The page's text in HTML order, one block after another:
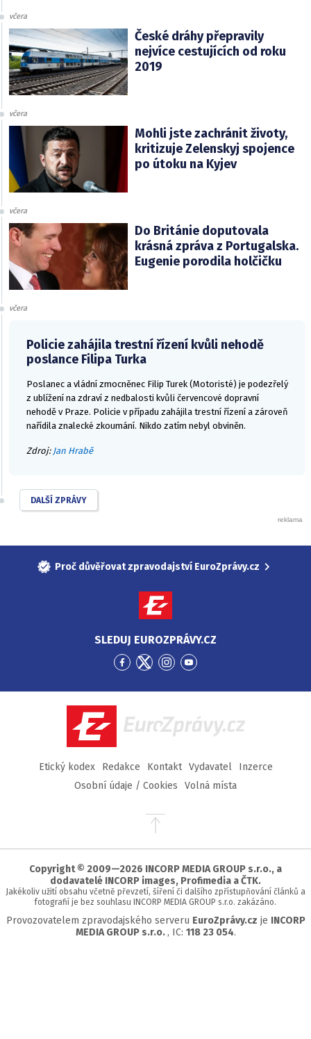
včera
České dráhy přepravily
nejvíce cestujících od roku
2019
včera
Mohli jste zachránit životy,
kritizuje Zelenskyj spojence
po útoku na Kyjev
včera
Do Británie doputovala
krásná zpráva z Portugalska.
Eugenie porodila holčičku
včera
Policie zahájila trestní řízení kvůli nehodě
poslance Filipa Turka
Poslanec a vládní zmocněnec Filip Turek (Motoristé) je podezřelý
z ublížení na zdraví z nedbalosti kvůli červencové dopravní
nehodě v Praze. Policie v případu zahájila trestní řízení a zároveň
nařídila znalecké zkoumání. Nikdo zatím nebyl obviněn.
Zdroj: Jan Hrabě
DALŠÍ ZPRÁVY
Proč důvěřovat zpravodajství EuroZprávy.cz
SLEDUJ EUROZPRÁVY.CZ
Přejít
Facebook
Přejít
Twitter
Přejít
Instagram
Přejít
YouTube
EuroZprávy.cz
Etický kodex Redakce Kontakt Vydavatel
Inzerce
Osobní údaje / Cookies
Volná místa
Přejít
stránky
Copyright © 2009—2026 INCORP MEDIA GROUP s.r.o., a
dodavatelé INCORP images, Profimedia a ČTK.
Jakékoliv užití obsahu včetně převzetí, šíření či dalšího zpřístupňování článků a
fotografií je bez souhlasu INCORP MEDIA GROUP s.r.o. zakázáno.
Provozovatelem zpravodajského serveru EuroZprávy.cz je INCORP
MEDIA GROUP s.r.o. , IC: 118 23 054.